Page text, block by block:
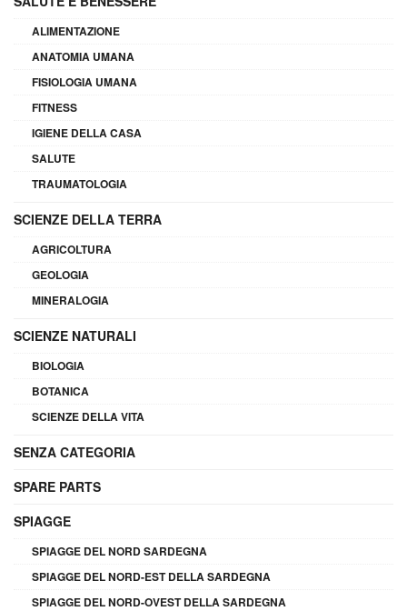
ALIMENTAZIONE
ANATOMIA UMANA
FISIOLOGIA UMANA
FITNESS
IGIENE DELLA CASA
SALUTE
TRAUMATOLOGIA
SCIENZE DELLA TERRA
AGRICOLTURA
GEOLOGIA
MINERALOGIA
SCIENZE NATURALI
BIOLOGIA
BOTANICA
SCIENZE DELLA VITA
SENZA CATEGORIA
SPARE PARTS
SPIAGGE
SPIAGGE DEL NORD SARDEGNA
SPIAGGE DEL NORD-EST DELLA SARDEGNA
SPIAGGE DEL NORD-OVEST DELLA SARDEGNA